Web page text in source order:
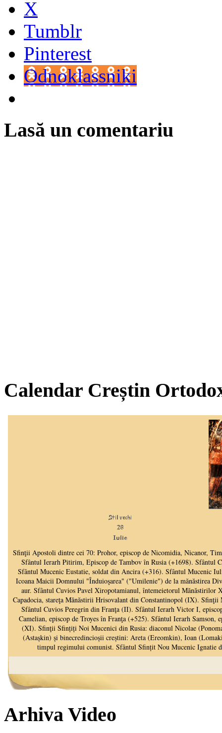
X
Tumblr
Pinterest
Odnoklassniki
Lasă un comentariu
Calendar Creștin
Arhiva Video